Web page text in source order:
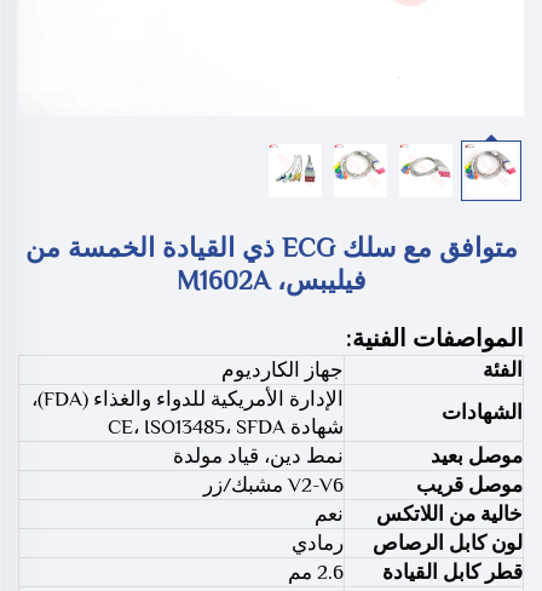
متوافق مع سلك ECG ذي القيادة الخمسة من
فيليبس، M1602A
المواصفات الفنية:
الفئة
جهاز الكارديوم
الشهادات
الإدارة الأمريكية للدواء والغذاء (FDA)،
شهادة CE، ISO13485، SFDA
موصل بعيد
نمط دين، قياد مولدة
موصل قريب
V2-V6 مشبك/زر
خالية من اللاتكس
نعم
لون كابل الرصاص
رمادي
قطر كابل القيادة
2.6 مم